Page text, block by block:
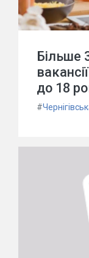
Більше
до 18
#